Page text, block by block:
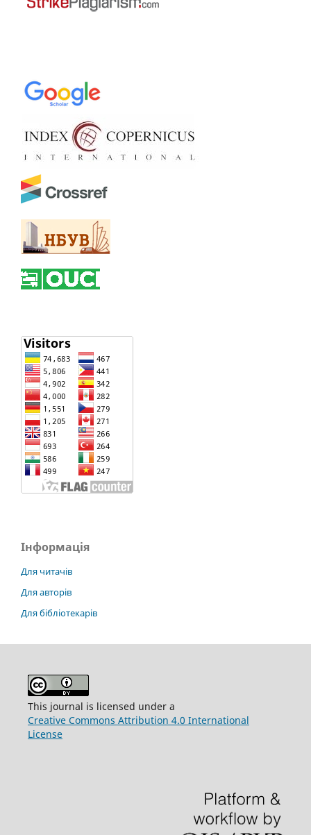
Інформація
Для читачів
Для авторів
Для бібліотекарів
This journal is licensed under a
Creative Commons Attribution 4.0 International
License